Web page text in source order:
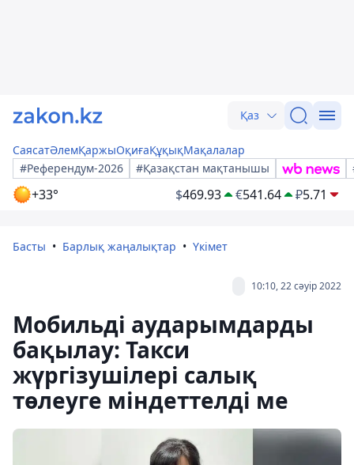
Қаз
СаясатӘлемҚаржыОқиғаҚұқықМақалалар
#Референдум-2026
#Қазақстан мақтанышы
+33° $469.93 €541.64 ₽5.71
Басты Барлық жаңалықтар Үкімет
10:10, 22 сәуір 2022
Мобильді аударымдарды
бақылау: Такси
жүргізушілері салық
төлеуге міндеттелді ме